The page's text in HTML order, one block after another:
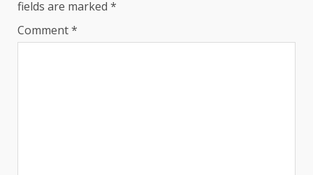
fields are marked *
Comment*